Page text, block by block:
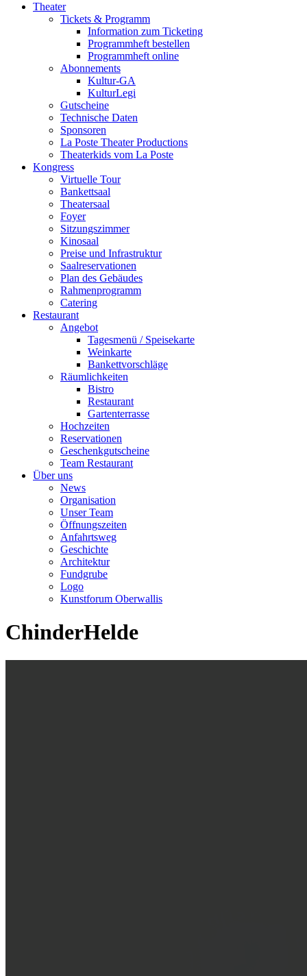
Theater
Tickets & Programm
Information zum Ticketing
Programmheft bestellen
Programmheft online
Abonnements
Kultur-GA
KulturLegi
Gutscheine
Technische Daten
Sponsoren
La Poste Theater Productions
Theaterkids vom La Poste
Kongress
Virtuelle Tour
Bankettsaal
Theatersaal
Foyer
Sitzungszimmer
Kinosaal
Preise und Infrastruktur
Saalreservationen
Plan des Gebäudes
Rahmenprogramm
Catering
Restaurant
Angebot
Tagesmenü / Speisekarte
Weinkarte
Bankettvorschläge
Räumlichkeiten
Bistro
Restaurant
Gartenterrasse
Hochzeiten
Reservationen
Geschenkgutscheine
Team Restaurant
Über uns
News
Organisation
Unser Team
Öffnungszeiten
Anfahrtsweg
Geschichte
Architektur
Fundgrube
Logo
Kunstforum Oberwallis
ChinderHelde